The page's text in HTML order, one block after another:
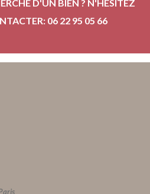
D'UN BIEN ? N'HÉSITEZ
06 22 95 05 66